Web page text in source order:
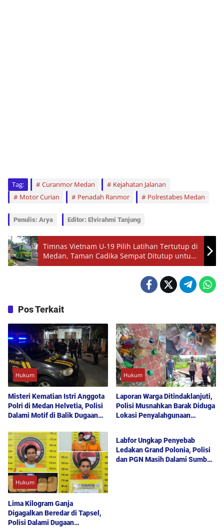
Tag: Curanmor Medan
Kejahatan Jalanan
Motor Curian
Penadah Ranmor Polrestabes Medan
Penulis: Arya Editor: Elvirahmi Tanjung
Timnas Vietnam U-19 Pilih Latihan Tertutup di
Medan, Taman Cadika Sempat Ditutup untuk
Umum
Pos Terkait
Hukum
Misteri Kematian Istri Anggota
Polri di Medan Helvetia, Polisi
Dalami Motif di Balik Dugaan
Hukum
Laporan Warga Ditindaklanjuti,
Polisi Musnahkan Barak Diduga
Lokasi Penyalahgunaan
Hukum
Lima Kilogram Ganja
Digagalkan Beredar di Tapsel,
Polisi Dalami Dugaan
Hukum
Labfor Ungkap Penyebab
Ledakan Grand Polonia, Polisi
dan PGN Masih Dalami Sumber